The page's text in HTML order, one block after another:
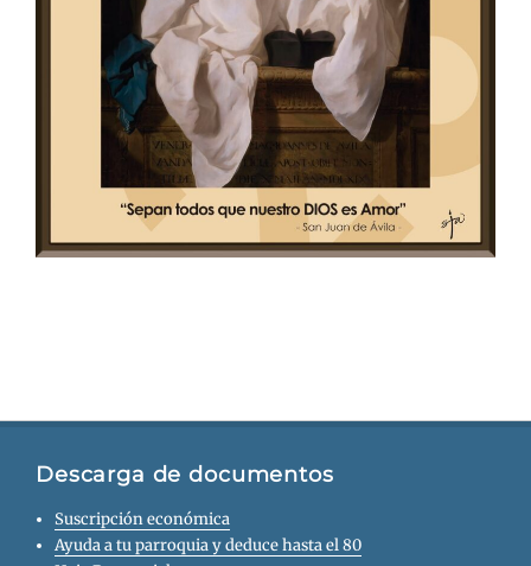
Descarga de documentos
Suscripción económica
Ayuda a tu parroquia y deduce hasta el 80